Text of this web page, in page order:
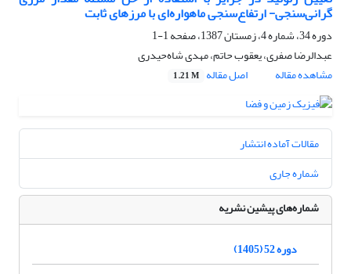
گرانی‌سنجی- ارتفاع‌سنجی ماهواره‌ای با مرزهای ثابت
دوره 34، شماره 4، زمستان 1387، صفحه
1-1
عبدالرضا صفری، یعقوب حاتم، مهدی شاه‌حیدری
مشاهده مقاله
اصل مقاله 1.21 M
مقالات آماده انتشار
شماره جاری
شماره‌های پیشین نشریه
دوره 52 (1405)